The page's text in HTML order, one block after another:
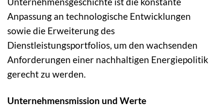
Anpassung an technologische Entwicklungen
sowie die Erweiterung des
Dienstleistungsportfolios, um den wachsenden
Anforderungen einer nachhaltigen Energiepolitik
gerecht zu werden.
Unternehmensmission und Werte